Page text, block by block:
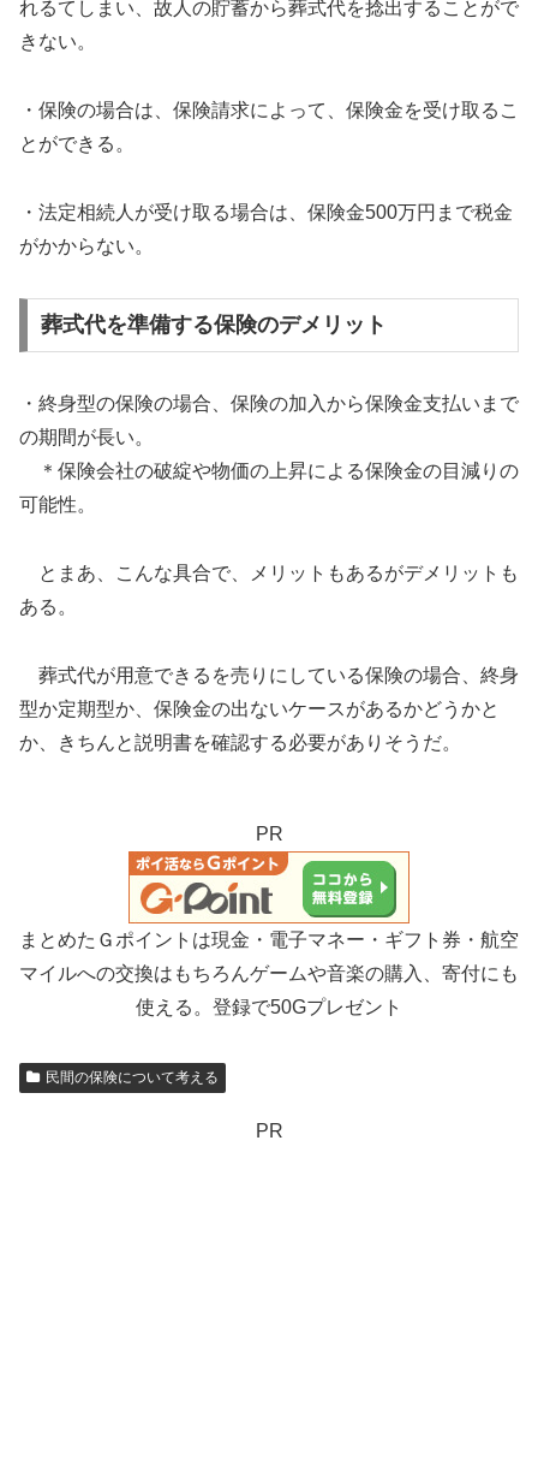
れるてしまい、故人の貯蓄から葬式代を捻出することがで
きない。
・保険の場合は、保険請求によって、保険金を受け取るこ
とができる。
・法定相続人が受け取る場合は、保険金500万円まで税金
がかからない。
葬式代を準備する保険のデメリット
・終身型の保険の場合、保険の加入から保険金支払いまで
の期間が長い。
＊保険会社の破綻や物価の上昇による保険金の目減りの
可能性。
とまあ、こんな具合で、メリットもあるがデメリットも
ある。
葬式代が用意できるを売りにしている保険の場合、終身
型か定期型か、保険金の出ないケースがあるかどうかと
か、きちんと説明書を確認する必要がありそうだ。
PR
まとめたＧポイントは現金・電子マネー・ギフト券・航空
マイルへの交換はもちろんゲームや音楽の購入、寄付にも
使える。登録で50Gプレゼント
民間の保険について考える
PR